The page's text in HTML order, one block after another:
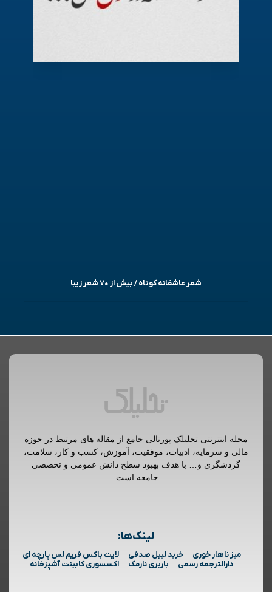
شعر عاشقانه کوتاه / بیش از ۷۰ شعر زیبا
مجله اینترنتی تحلیلک پورتالی جامع از مقاله های مرتبط در حوزه
مالی و سرمایه، ادبیات، موفقیت، آموزش، کسب و کار، سلامت،
گردشگری و… با هدف بهبود سطح دانش عمومی و تخصصی
جامعه است.
لینک‌ها:
میز ناهار خوری خرید لیبل صدفی
لایت باکس فریم لس پارچه ای
دارالترجمه رسمی
باربری نارمک اکسسوری کابینت آشپزخانه